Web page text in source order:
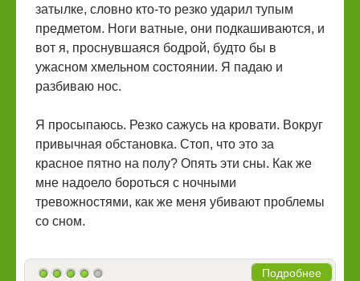
затылке, словно кто-то резко ударил тупым
предметом. Ноги ватные, они подкашиваются, и
вот я, проснувшаяся бодрой, будто бы в
ужасном хмельном состоянии. Я падаю и
разбиваю нос.
Я просыпаюсь. Резко сажусь на кровати. Вокруг
привычная обстановка. Стоп, что это за
красное пятно на полу? Опять эти сны. Как же
мне надоело бороться с ночными
тревожностями, как же меня убивают проблемы
со сном.
Подробнее